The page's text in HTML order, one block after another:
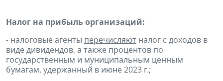
Налог на прибыль организаций:
- налоговые агенты перечисляют налог с доходов в
виде дивидендов, а также процентов по
государственным и муниципальным ценным
бумагам, удержанный в июне 2023 г.;